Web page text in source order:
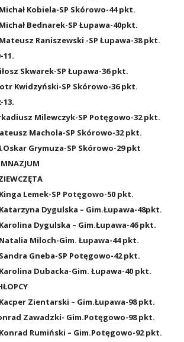
Kobiela-SP Skórowo-44 pkt.
Bednarek-SP Łupawa-40pkt.
Raniszewski -SP Łupawa-38 pkt.
11.
Skwarek-SP Łupawa-36 pkt.
Kwidzyński-SP Skórowo-36 pkt.
13.
Milewczyk-SP Potęgowo-32 pkt.
Machola-SP Skórowo-32 pkt.
Grymuza-SP Skórowo-29 pkt
Lemek-SP Potęgowo-50 pkt.
Dygulska – Gim.Łupawa-48pkt.
Dygulska – Gim.Łupawa-46 pkt.
Miloch-Gim. Łupawa-44 pkt.
Gneba-SP Potęgowo-42 pkt.
Dubacka-Gim. Łupawa-40 pkt.
Zientarski – Gim.Łupawa-98 pkt.
Zawadzki- Gim.Potęgowo-98 pkt.
Rumiński – Gim.Potęgowo-92 pkt.